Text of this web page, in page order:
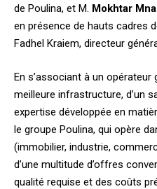
de Poulina, et M. Mokhtar
en présence de hauts cadres
Fadhel Kraiem, directeur
En s’associant à un opérateur
meilleure infrastructure, d’un
expertise développée en
le groupe Poulina, qui opère
(immobilier, industrie,
d’une multitude d’offres
qualité requise et des coûts